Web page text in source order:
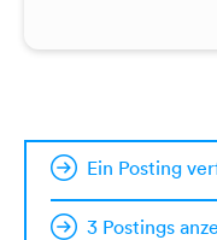
Ein Posting
3 Postings